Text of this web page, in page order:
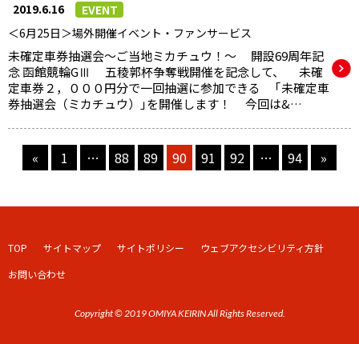
2019.6.16
EVENT
＜6月25日＞場外開催イベント・ファンサービス
未確定車券抽選会～ご当地ミカチュウ！～ 開設69周年記
念 函館競輪GⅢ 五稜郭杯争奪戦開催を記念して、 未確
定車券２，０００円分で一回抽選に参加できる ｢未確定車
券抽選会（ミカチュウ）｣を開催します！ 今回は&…
« 1 … 88 89 90 91 92 … 94 »
TOP サイトマップ サイトポリシー
ウェブアクセシビリティ方針
お問い合わせ
Copyright © 2019 OMIYA KEIRIN All Rights Reserved.